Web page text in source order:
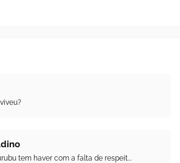
tem haver com a falta de respeit...